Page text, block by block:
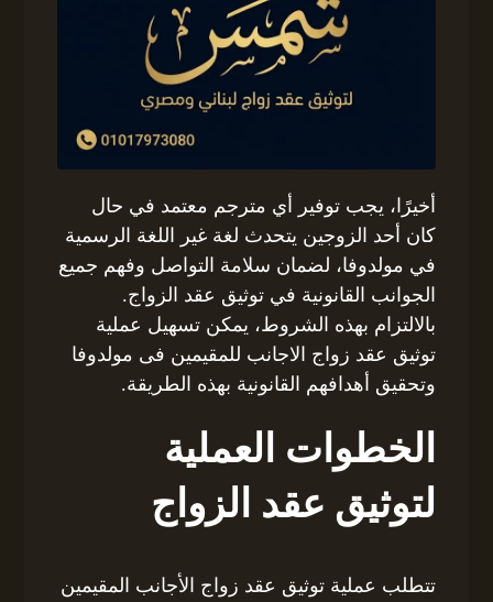
أخيرًا، يجب توفير أي مترجم معتمد في حال
كان أحد الزوجين يتحدث لغة غير اللغة الرسمية
في مولدوفا، لضمان سلامة التواصل وفهم جميع
الجوانب القانونية في توثيق عقد الزواج.
بالالتزام بهذه الشروط، يمكن تسهيل عملية
توثيق عقد زواج الاجانب للمقيمين فى مولدوفا
وتحقيق أهدافهم القانونية بهذه الطريقة.
الخطوات العملية
لتوثيق عقد الزواج
تتطلب عملية توثيق عقد زواج الأجانب المقيمين